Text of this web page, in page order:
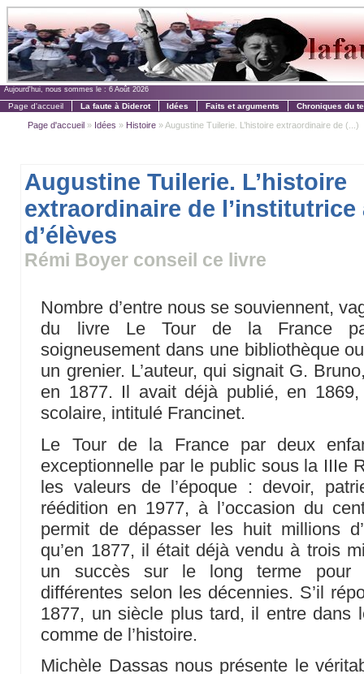
Aujourd'hui, nous sommes le : 6 Août 2026
Page d'accueil La faute à Diderot Idées Faits et arguments Chroniques du
Page d'accueil » Idées » Histoire » Augustine Tuilerie. L’histoire extraordinaire de (...)
Augustine Tuilerie. L’histoire
extraordinaire de
d’élèves
Rémi Boyer conseil ce livre
Nombre d’entre nous se souviennent,
du livre Le Tour de la France
soigneusement dans une bibliothèque
un grenier. L’auteur, qui signait G.
en 1877. Il avait déjà publié, en
scolaire, intitulé Francinet.
Le Tour de la France par deux
exceptionnelle par le public sous la IIIe
les valeurs de l’époque : devoir,
réédition en 1977, à l’occasion du
permit de dépasser les huit millions
qu’en 1877, il était déjà vendu à trois
un succès sur le long terme pour
différentes selon les décennies. S’il
1877, un siècle plus tard, il entre dans
comme de l’histoire.
Michèle Dassas nous présente le